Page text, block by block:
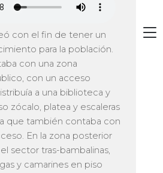
con el fin de tener un
para la población.
con una zona
con un acceso
a una biblioteca y
zócalo, platea y escaleras
que también contaba con
En la zona posterior
sector tras-bambalinas,
y camarines en piso